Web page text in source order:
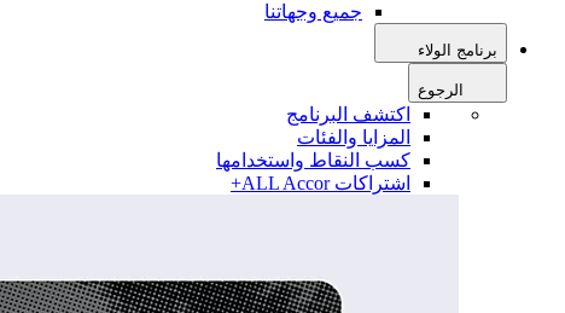
جميع وجهاتنا
برنامج الولاء
الرجوع
اكتشف البرنامج
المزايا والفئات
كسب النقاط واستخدامها
اشتراكات ALL Accor+